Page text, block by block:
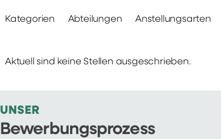
Kategorien Abteilungen Anstellungsarten
Aktuell sind keine Stellen ausgeschrieben.
UNSER
Bewerbungsprozess